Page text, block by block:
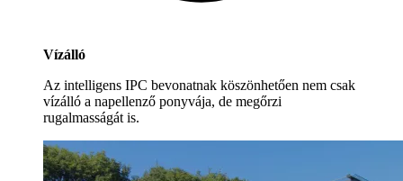
Vízálló
Az intelligens IPC bevonatnak köszönhetően nem csak
vízálló a napellenző ponyvája, de megőrzi
rugalmasságát is.